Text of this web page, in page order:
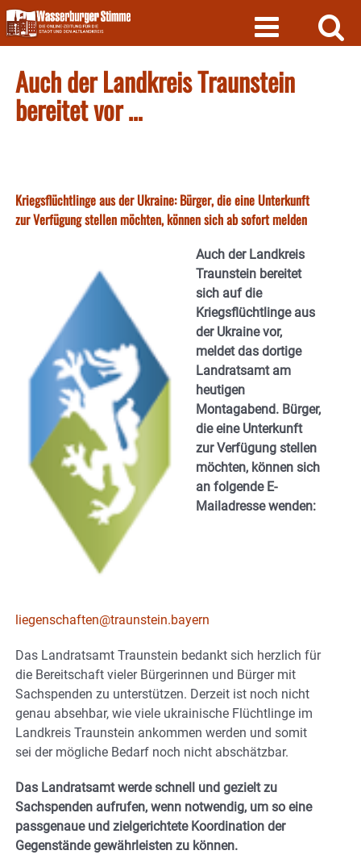
Skip
to
content
Auch der Landkreis Traunstein
bereitet vor …
Kriegsflüchtlinge aus der Ukraine: Bürger, die eine Unterkunft
zur Verfügung stellen möchten, können sich ab sofort melden
Auch der Landkreis
Traunstein bereitet
sich auf die
Kriegsflüchtlinge aus
der Ukraine vor,
meldet das dortige
Landratsamt am
heutigen
Montagabend. Bürger,
die eine Unterkunft
zur Verfügung stellen
möchten, können sich
an folgende E-
Mailadresse wenden:
liegenschaften@traunstein.bayern
Das Landratsamt Traunstein bedankt sich herzlich für
die Bereitschaft vieler Bürgerinnen und Bürger mit
Sachspenden zu unterstützen. Derzeit ist noch nicht
genau absehbar, wie viele ukrainische Flüchtlinge im
Landkreis Traunstein ankommen werden und somit
sei der mögliche Bedarf noch nicht abschätzbar.
Das Landratsamt werde schnell und gezielt zu
Sachspenden aufrufen, wenn notwendig, um so eine
passgenaue und zielgerichtete Koordination der
Gegenstände gewährleisten zu können.